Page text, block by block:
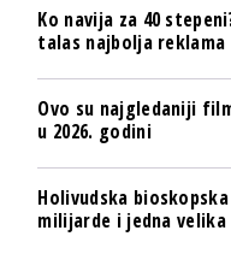
Ko navija za 40
talas najbolja reklama
Ovo su najgledaniji
u 2026. godini
Holivudska
milijarde i jedna